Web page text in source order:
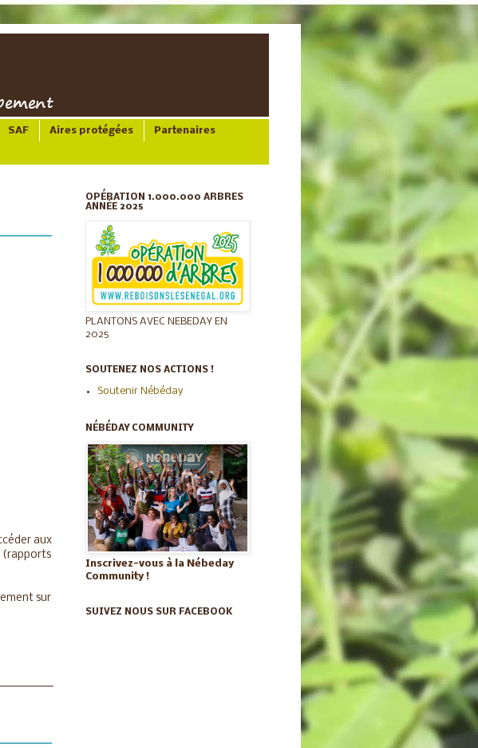
SAF Aires protégées Partenaires
aux
(rapports
sur
OPÉRATION 1.000.000 ARBRES
ANNÉE 2025
PLANTONS AVEC NEBEDAY EN
2025
SOUTENEZ NOS ACTIONS !
Soutenir Nébéday
NÉBÉDAY COMMUNITY
Inscrivez-vous à la Nébeday
Community !
SUIVEZ NOUS SUR FACEBOOK